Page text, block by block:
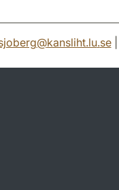
@kansliht.lu.se|